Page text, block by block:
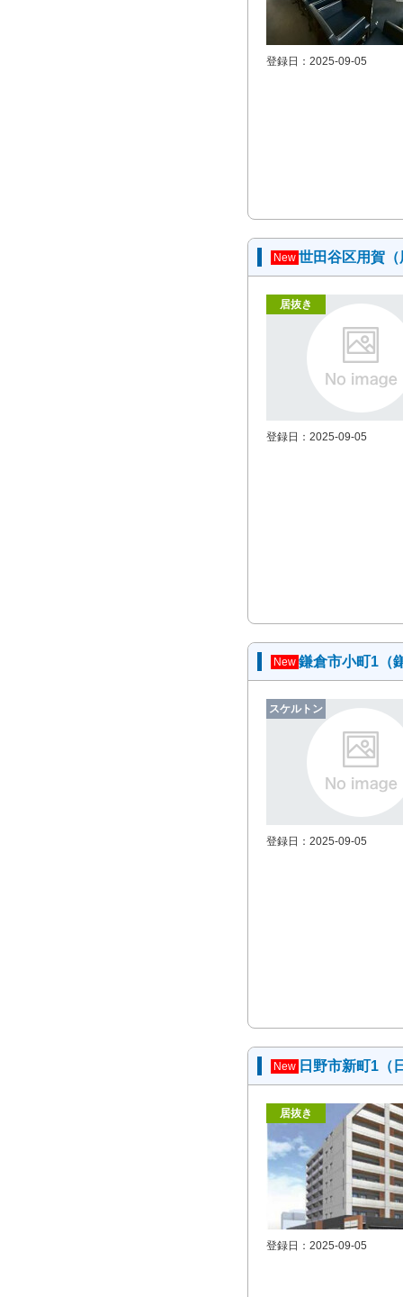
登録日：2025-09-05
New 世田谷区用賀
居抜き
登録日：2025-09-05
New 鎌倉市小町1（
スケルトン
登録日：2025-09-05
New 日野市新町1（
居抜き
登録日：2025-09-05